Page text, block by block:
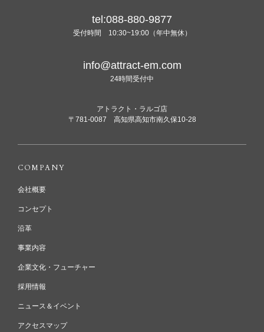
tel:088-880-9877
受付時間 10:30~19:00（年中無休）
info@attract-em.com
24時間受付中
アトラクト・ラルゴ店
〒781-0087 高知県高知市南久保10-28
COMPANY
会社概要
コンセプト
沿革
事業内容
企業文化・フューチャー
採用情報
ニュース＆イベント
アクセスマップ